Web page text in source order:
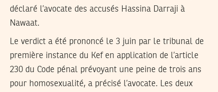
déclaré l’avocate des accusés Hassina Darraji à
Nawaat.
Le verdict a été prononcé le 3 juin par le tribunal de
première instance du Kef en application de l’article
230 du Code pénal prévoyant une peine de trois ans
pour homosexualité, a précisé l’avocate. Les deux